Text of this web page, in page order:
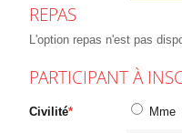
REPAS
L'option repas n'est pas
PARTICIPANT À
Civilité Mme